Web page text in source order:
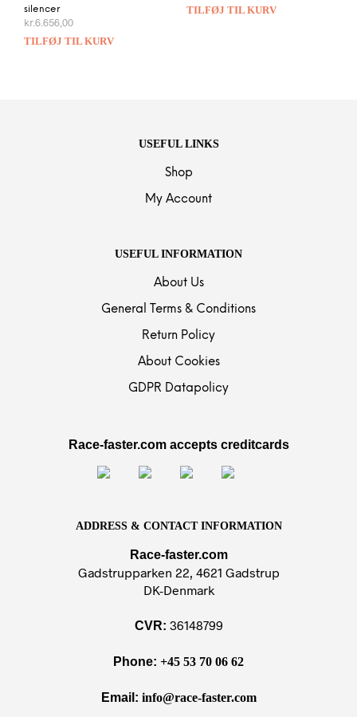
silencer
kr.6.656,00
TILFØJ TIL KURV
TILFØJ TIL KURV
USEFUL LINKS
Shop
My Account
USEFUL INFORMATION
About Us
General Terms & Conditions
Return Policy
About Cookies
GDPR Datapolicy
Race-faster.com accepts creditcards
ADDRESS & CONTACT INFORMATION
Race-faster.com
Gadstrupparken 22, 4621 Gadstrup
DK-Denmark
CVR: 36148799
Phone: +45 53 70 06 62
Email: info@race-faster.com